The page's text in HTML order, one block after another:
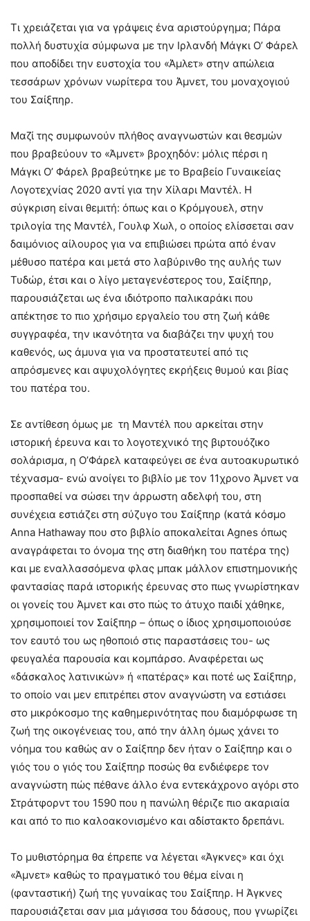
Τι χρειάζεται για να γράψεις ένα αριστούργημα; Πάρα
πολλή δυστυχία σύμφωνα με την Ιρλανδή Μάγκι Ο’ Φάρελ
που αποδίδει την ευστοχία του «Άμλετ» στην απώλεια
τεσσάρων χρόνων νωρίτερα του Άμνετ, του μοναχογιού
του Σαίξπηρ.
Μαζί της συμφωνούν πλήθος αναγνωστών και θεσμών
που βραβεύουν το «Άμνετ» βροχηδόν: μόλις πέρσι η
Μάγκι Ο’ Φάρελ βραβεύτηκε με το Βραβείο Γυναικείας
Λογοτεχνίας 2020 αντί για την Χίλαρι Μαντέλ. Η
σύγκριση είναι θεμιτή: όπως και ο Κρόμγουελ, στην
τριλογία της Μαντέλ, Γουλφ Χωλ, ο οποίος ελίσσεται σαν
δαιμόνιος αίλουρος για να επιβιώσει πρώτα από έναν
μέθυσο πατέρα και μετά στο λαβύρινθο της αυλής των
Τυδώρ, έτσι και ο λίγο μεταγενέστερος του, Σαίξπηρ,
παρουσιάζεται ως ένα ιδιότροπο παλικαράκι που
απέκτησε το πιο χρήσιμο εργαλείο του στη ζωή κάθε
συγγραφέα, την ικανότητα να διαβάζει την ψυχή του
καθενός, ως άμυνα για να προστατευτεί από τις
απρόσμενες και αψυχολόγητες εκρήξεις θυμού και βίας
του πατέρα του.
Σε αντίθεση όμως με τη Μαντέλ που αρκείται στην
ιστορική έρευνα και το λογοτεχνικό της βιρτουόζικο
σολάρισμα, η Ο’Φάρελ καταφεύγει σε ένα αυτοακυρωτικό
τέχνασμα- ενώ ανοίγει το βιβλίο με τον 11χρονο Άμνετ να
προσπαθεί να σώσει την άρρωστη αδελφή του, στη
συνέχεια εστιάζει στη σύζυγο του Σαίξπηρ (κατά κόσμο
Anna Hathaway που στο βιβλίο αποκαλείται Agnes όπως
αναγράφεται το όνομα της στη διαθήκη του πατέρα της)
και με εναλλασσόμενα φλας μπακ μάλλον επιστημονικής
φαντασίας παρά ιστορικής έρευνας στο πως γνωρίστηκαν
οι γονείς του Άμνετ και στο πώς το άτυχο παιδί χάθηκε,
χρησιμοποιεί τον Σαίξπηρ – όπως ο ίδιος χρησιμοποιούσε
τον εαυτό του ως ηθοποιό στις παραστάσεις του- ως
φευγαλέα παρουσία και κομπάρσο. Αναφέρεται ως
«δάσκαλος λατινικών» ή «πατέρας» και ποτέ ως Σαίξπηρ,
το οποίο ναι μεν επιτρέπει στον αναγνώστη να εστιάσει
στο μικρόκοσμο της καθημερινότητας που διαμόρφωσε τη
ζωή της οικογένειας του, από την άλλη όμως χάνει το
νόημα του καθώς αν ο Σαίξπηρ δεν ήταν ο Σαίξπηρ και ο
γιός του ο γιός του Σαίξπηρ ποσώς θα ενδιέφερε τον
αναγνώστη πώς πέθανε άλλο ένα εντεκάχρονο αγόρι στο
Στράτφορντ του 1590 που η πανώλη θέριζε πιο ακαριαία
και από το πιο καλοακονισμένο και αδίστακτο δρεπάνι.
Το μυθιστόρημα θα έπρεπε να λέγεται «Άγκνες» και όχι
«Άμνετ» καθώς το πραγματικό του θέμα είναι η
(φανταστική) ζωή της γυναίκας του Σαίξπηρ. Η Άγκνες
παρουσιάζεται σαν μια μάγισσα του δάσους, που γνωρίζει